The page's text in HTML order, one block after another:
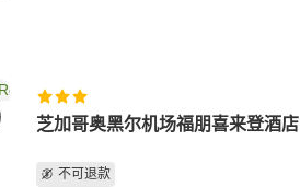
芝加哥奥黑尔机场福朋喜来登酒店
不可退款